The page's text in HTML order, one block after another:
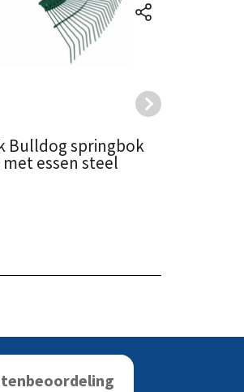
Bulldog springbok
met essen steel